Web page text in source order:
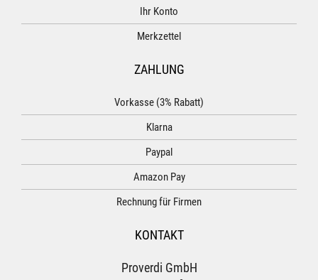
Ihr Konto
Merkzettel
ZAHLUNG
Vorkasse (3% Rabatt)
Klarna
Paypal
Amazon Pay
Rechnung für Firmen
KONTAKT
Proverdi GmbH